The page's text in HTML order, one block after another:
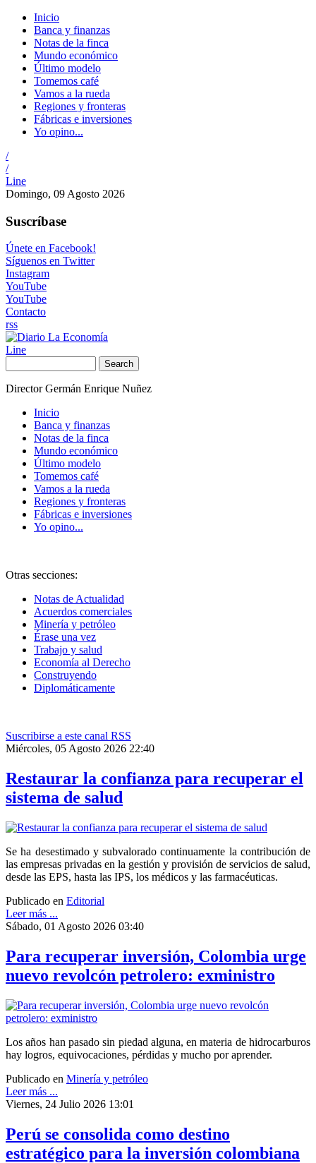
Inicio
Banca y finanzas
Notas de la finca
Mundo económico
Último modelo
Tomemos café
Vamos a la rueda
Regiones y fronteras
Fábricas e inversiones
Yo opino...
/
/
Line
Domingo, 09 Agosto 2026
Suscríbase
Únete en Facebook!
Síguenos en Twitter
Instagram
YouTube
YouTube
Contacto
rss
Line
Search
Director Germán Enrique Nuñez
Inicio
Banca y finanzas
Notas de la finca
Mundo económico
Último modelo
Tomemos café
Vamos a la rueda
Regiones y fronteras
Fábricas e inversiones
Yo opino...
Otras secciones:
Notas de Actualidad
Acuerdos comerciales
Minería y petróleo
Érase una vez
Trabajo y salud
Economía al Derecho
Construyendo
Diplomáticamente
Suscribirse a este canal RSS
Miércoles, 05 Agosto 2026 22:40
Restaurar la confianza para recuperar el
sistema de salud
Se ha desestimado y subvalorado continuamente la contribución de
las empresas privadas en la gestión y provisión de servicios de salud,
desde las EPS, hasta las IPS, los médicos y las farmacéuticas.
Publicado en Editorial
Leer más ...
Sábado, 01 Agosto 2026 03:40
Para recuperar inversión, Colombia urge
nuevo revolcón petrolero: exministro
Los años han pasado sin piedad alguna, en materia de hidrocarburos
hay logros, equivocaciones, pérdidas y mucho por aprender.
Publicado en Minería y petróleo
Leer más ...
Viernes, 24 Julio 2026 13:01
Perú se consolida como destino
estratégico para la inversión colombiana